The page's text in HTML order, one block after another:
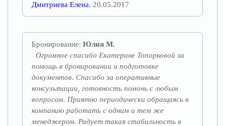
Дмитриева Елена, 20.05.2017
Бронирование: Юлия М.
Огромное спасибо Екатерине Топорковой за
помощь в бронировании и подготовке
документов. Спасибо за оперативные
консультации, готовность помочь с любым
вопросом. Приятно периодически обращаясь в
компанию работать с одним и тем же
менеджером. Радует такая стабильность в